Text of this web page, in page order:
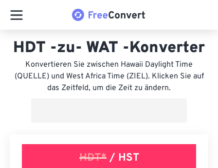
HDT -zu- WAT -Konverter
Konvertieren Sie zwischen Hawaii Daylight Time
(QUELLE) und West Africa Time (ZIEL). Klicken Sie auf
das Zeitfeld, um die Zeit zu ändern.
HDT*/ HST